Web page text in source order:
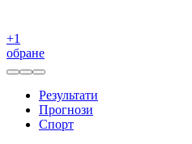
+1
обране
Результати
Прогнози
Спорт